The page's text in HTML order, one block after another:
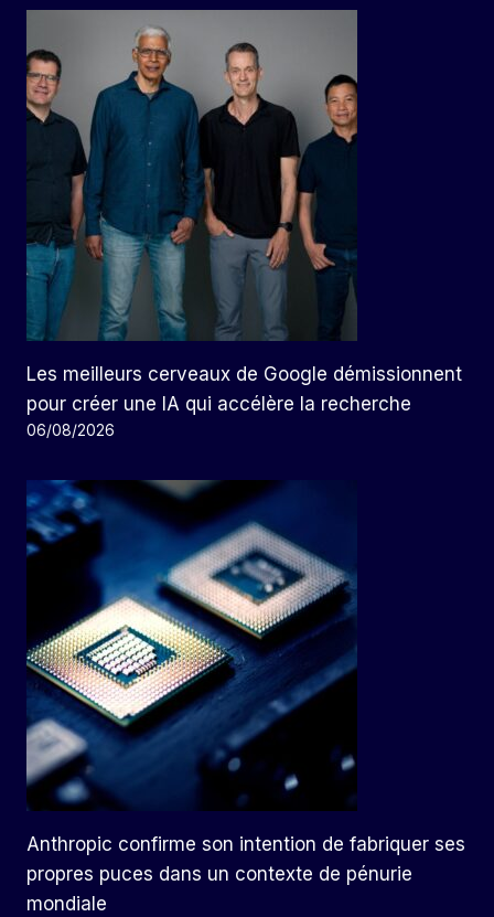
Les meilleurs cerveaux de Google démissionnent
pour créer une IA qui accélère la recherche
06/08/2026
Anthropic confirme son intention de fabriquer ses
propres puces dans un contexte de pénurie
mondiale